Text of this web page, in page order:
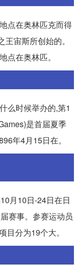
点在奥林匹克而得
宙斯所创始的。
点在奥林匹。
么时候举办的,第1
是首届夏季
年4月15日在。
月10日-24日在日
赛事。参赛运动员
分为19个大。